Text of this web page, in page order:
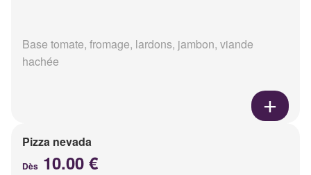
Base tomate, fromage, lardons, jambon, viande
hachée
Pizza nevada
Dès 10.00 €